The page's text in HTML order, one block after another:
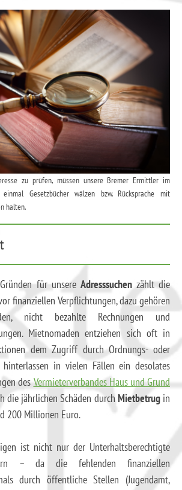
zu prüfen, müssen unsere Bremer Ermittler im
Gesetzbücher wälzen bzw. Rücksprache mit
halten.
für unsere Adresssuchenzählt die
finanziellen Verpflichtungen, dazu gehören
nicht bezahlte Rechnungen und
Mietnomaden entziehen sich oft in
dem Zugriff durch Ordnungs- oder
hinterlassen in vielen Fällen ein desolates
desVermieterverbandes Haus und Grund
die jährlichen Schäden durch Mietbetrugin
200 Millionen Euro.
ist nicht nur der Unterhaltsberechtigte
– da die fehlenden finanziellen
durch öffentliche Stellen (Jugendamt,